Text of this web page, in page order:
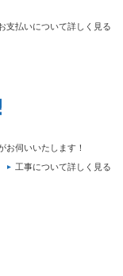
支払いについて詳しく見る
お伺いいたします！
工事について詳しく見る